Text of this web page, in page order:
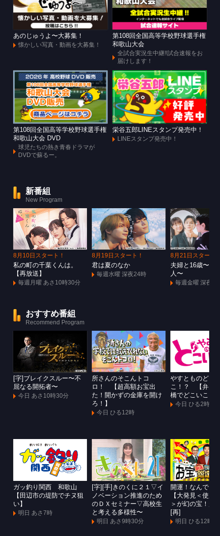
あのじゅうよ〜大募集！
懐かしい写真・動画を大募集！
第108回全国高等学校野球選手権
和歌山大会
全試合実況生中継!!試合速報をお
届けします！
第108回全国高等学校野球選手権
和歌山大会 DVD
球児たちの熱き青春ドラマが
DVDで蘇るー。
栄谷五郎LINEスタンプ発売中！
LINEスタンプ発売中！
新番組
New Program
8月10日スタート！
私の町の千葉くんは。
【再放送】
毎週月曜 あさ10時30分
8月19日スタート！
君は夏のなか
毎週水曜 深夜24時
8月21日スタート
夫婦と16歳〜狂
人〜
毎週金曜 深夜1
おすすめ番組
Recommend Program
[字]ブレイクスルー〜不
屈なる開拓者〜
今日 あさ10時30分
所さんのそこんトコ
ロ！ 【超高額お宝出
た！開かずの金庫を開け
ろ！】
今日 ひる12時
やすとものどこ
こ！？ 【弁天
橋でどこいこ！
今日 ひる2時
ガッ釣り関西 和歌山
【田辺市の堤防でチヌ狙
い】
明日 あさ7時
[字][手]きのくに２１▽イ
ノベーション推進のため
のＤＸセミナー▽高校生
と考える多様性〜
明日 あさ9時30分
開運！なんで
【大発見＜使用
＞が幻の宝！超
[再]
明日 ひる12時